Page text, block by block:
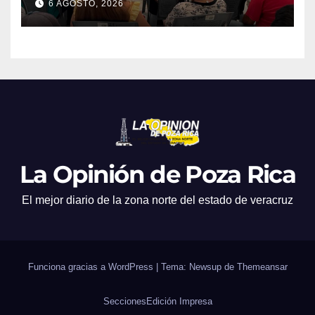
6 AGOSTO, 2026
La Opinión de Poza Rica
El mejor diario de la zona norte del estado de veracruz
Funciona gracias a WordPress Tema: Newsup de Themeansar
SeccionesEdición Impresa